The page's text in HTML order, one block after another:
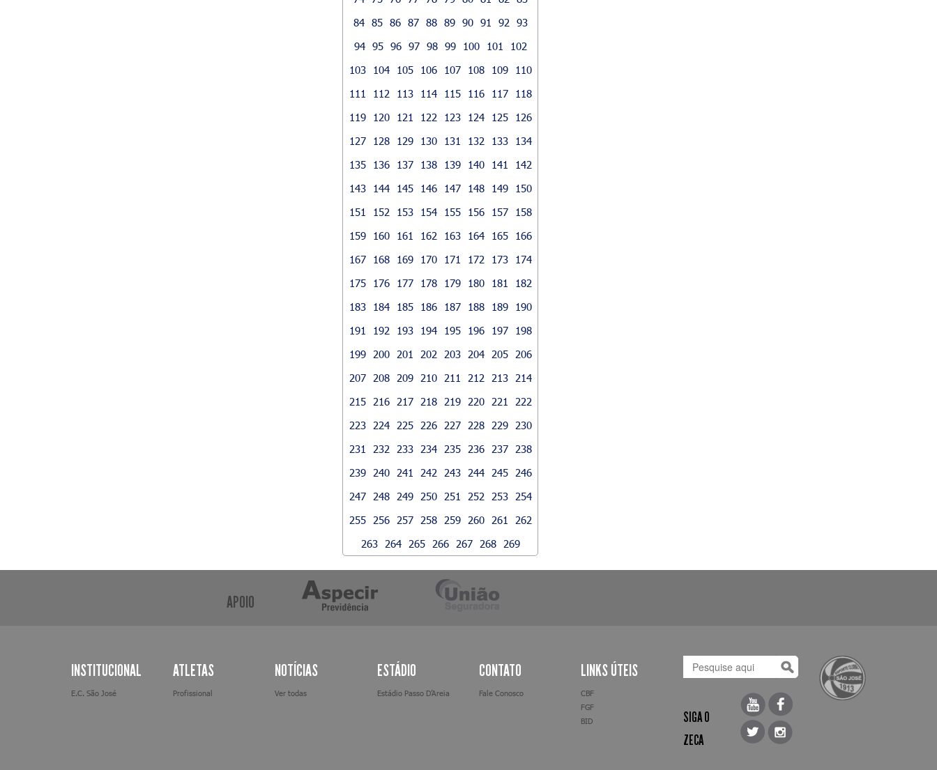
84 85 86 87 88 89 90 91 92
93
94 95 96 97 98 99 100 101
102
103
104 105 106 107 108 109
110
111
112 113 114 115 116 117
118
119
120 121 122 123 124 125
126
127
128 129 130 131 132 133
134
135
136 137 138 139 140 141
142
143
144 145 146 147 148 149
150
151
152 153 154 155 156 157
158
159
160 161 162 163 164 165
166
167
168 169 170 171 172 173
174
175
176 177 178 179 180 181
182
183
184 185 186 187 188 189
190
191
192 193 194 195 196 197
198
199
200 201 202 203 204 205
206
207
208 209 210 211 212 213
214
215
216 217 218 219 220 221
222
223
224 225 226 227 228 229
230
231
232 233 234 235 236 237
238
239
240 241 242 243 244 245
246
247
248 249 250 251 252 253
254
255
256 257 258 259 260 261
262
263
264 265 266 267 268 269
APOIO
INSTITUCIONAL
E.C. São José
ATLETAS
Profissional
NOTÍCIAS
Ver todas
ESTÁDIO
Estádio Passo D’Areia
CONTATO
Fale Conosco
LINKS ÚTEIS
CBF
FGF
BID
SIGA O
ZECA